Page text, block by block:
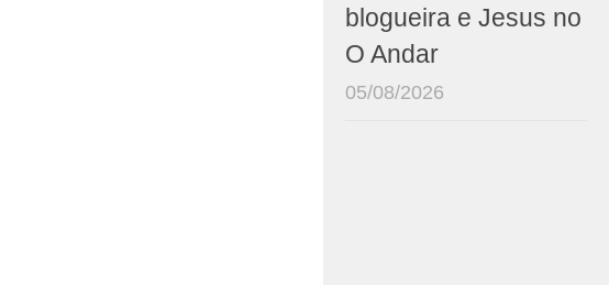
blogueira e Jesus no
O Andar
05/08/2026